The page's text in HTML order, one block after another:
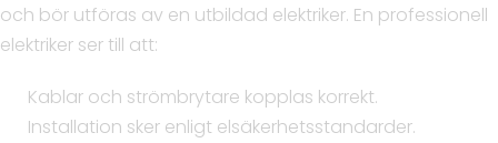
och bör utföras av en utbildad elektriker. En professionell
elektriker ser till att:
Kablar och strömbrytare kopplas korrekt.
Installation sker enligt elsäkerhetsstandarder.